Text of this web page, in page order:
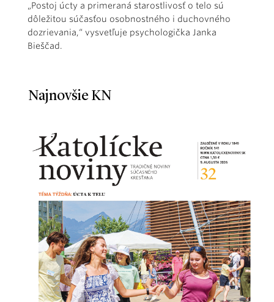
„Postoj úcty a primeraná starostlivosť o telo sú
dôležitou súčasťou osobnostného i duchovného
dozrievania,“ vysvetľuje psychologička Janka
Bieščad.
Najnovšie KN